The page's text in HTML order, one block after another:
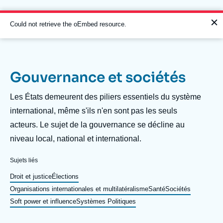
au
contenu
principal
Navigation
principale
L'Ifri
Analyses
Événements
À propos de l'Ifri
L'Ifri en bref
Message
d'erreur
Could not retrieve the oEmbed resource.
Gouvernance et sociétés
Description
Les États demeurent des piliers essentiels du système
international, même s'ils n'en sont pas les seuls
acteurs. Le sujet de la gouvernance se décline au
niveau local, national et international.
Sujets liés
Droit et justiceÉlections
Organisations internationales et multilatéralismeSantéSociétés
Soft power et influenceSystèmes Politiques